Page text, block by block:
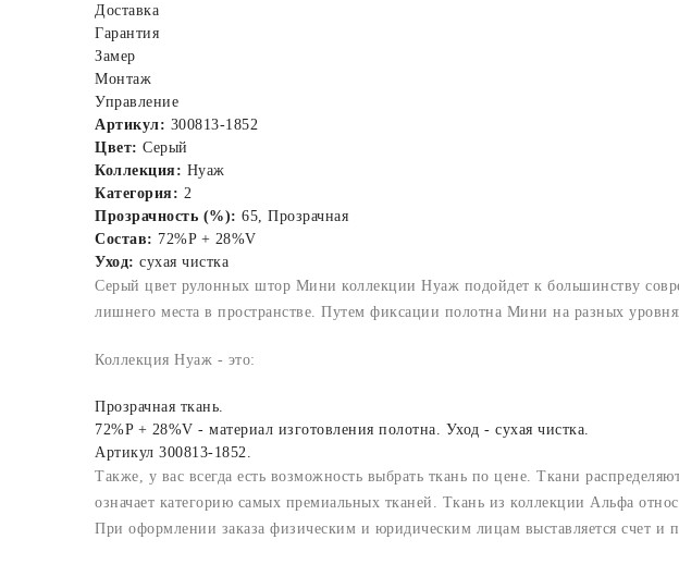
Доставка
Гарантия
Замер
Монтаж
Управление
Артикул: 300813-1852
Цвет: Серый
Коллекция: Нуаж
Категория: 2
Прозрачность (%): 65, Прозрачная
Состав: 72%P + 28%V
Уход: сухая чистка
Серый цвет рулонных штор Мини коллекции Нуаж подойдет к большинству
лишнего места в пространстве. Путем фиксации полотна Мини на разных
Коллекция Нуаж - это:
Прозрачная ткань.
72%P + 28%V - материал изготовления полотна. Уход - сухая чистка.
Артикул 300813-1852.
Также, у вас всегда есть возможность выбрать ткань по цене. Ткани
означает категорию самых премиальных тканей. Ткань из коллекции Альфа
При оформлении заказа физическим и юридическим лицам выставляется счет и